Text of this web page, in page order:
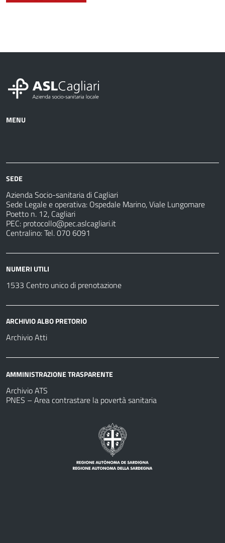
MENU
sanitarie
fare
SEDE
Azienda Socio-sanitaria di Cagliari
Sede Legale e operativa: Ospedale Marino, Viale Lungomare
Poetto n. 12, Cagliari
PEC: protocollo@pec.aslcagliari.it
Centralino: Tel. 070 6091
NUMERI UTILI
1533 Centro unico di prenotazione
ARCHIVIO ALBO PRETORIO
Archivio Atti
AMMINISTRAZIONE TRASPARENTE
Archivio ATS
PNES – Area contrastare la povertà sanitaria